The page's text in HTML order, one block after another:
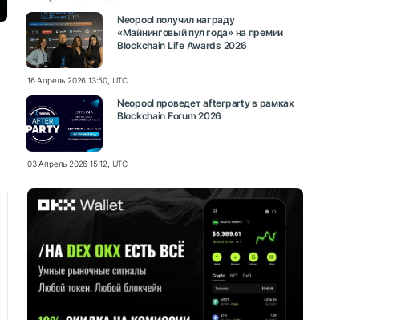
Neopool получил награду
«Майнинговый пул года» на премии
Blockchain Life Awards 2026
16 Апрель 2026 13:50, UTC
Neopool проведет afterparty в рамках
Blockchain Forum 2026
03 Апрель 2026 15:12, UTC